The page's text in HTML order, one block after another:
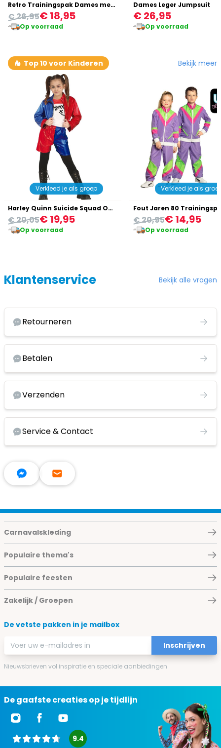
Retro Trainingspak Dames met Zakken Roze
€ 18,95
€ 26,95
Op voorraad
Dames Leger Jumpsuit
€ 26,95
Op voorraad
Top 10 voor Kinderen Bekijk meer
Verkleed je als groep
Harley Quinn Suicide Squad Outfit Kind
€ 19,95
€ 20,05
Op voorraad
Verkleed je als
€ 14,95
€ 20,95
Op voorraad
Klantenservice Bekijk alle vragen
Retourneren
Betalen
Verzenden
Service & Contact
Carnavalskleding
Populaire thema's
Populaire feesten
Zakelijk / Groepen
De vetste pakken in je mailbox
E-mailadres
Inschrijven
Nieuwsbrieven vol inspiratie en speciale aanbiedingen
De gaafste creaties op je tijdlijn
9.4